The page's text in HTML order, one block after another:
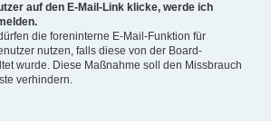
auf den E-Mail-Link klicke, werde ich
die foreninterne E-Mail-Funktion für
nutzen, falls diese von der Board-
wurde. Diese Maßnahme soll den Missbrauch
verhindern.